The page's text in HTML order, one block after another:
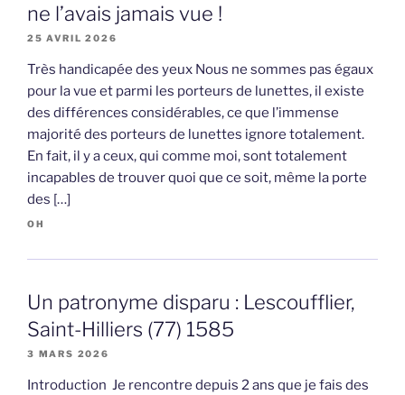
ne l’avais jamais vue !
25 AVRIL 2026
Très handicapée des yeux Nous ne sommes pas égaux
pour la vue et parmi les porteurs de lunettes, il existe
des différences considérables, ce que l’immense
majorité des porteurs de lunettes ignore totalement.
En fait, il y a ceux, qui comme moi, sont totalement
incapables de trouver quoi que ce soit, même la porte
des […]
OH
Un patronyme disparu : Lescoufflier,
Saint-Hilliers (77) 1585
3 MARS 2026
Introduction Je rencontre depuis 2 ans que je fais des